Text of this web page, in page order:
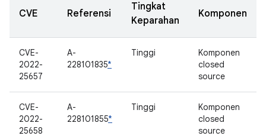
CVE Referensi
Tingkat
Keparahan
Komponen
CVE-
2022-
25657
A-
228101835*
Tinggi
Komponen
closed
source
CVE-
2022-
25658
A-
228101855*
Tinggi
Komponen
closed
source